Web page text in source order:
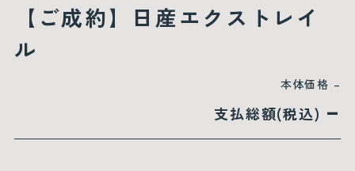
【ご成約】日産エクストレイ
ル
本体価格 –
支払総額(税込) –